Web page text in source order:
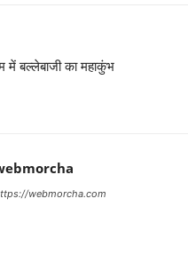
में बल्लेबाजी का महाकुंभ
webmorcha.com